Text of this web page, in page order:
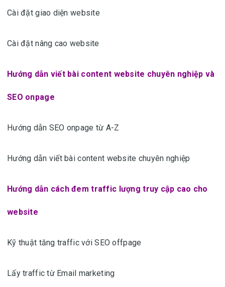
Cài đặt giao diện website
Cài đặt nâng cao website
Hướng dẫn viết bài content website chuyên nghiệp và
SEO onpage
Hướng dẫn SEO onpage từ A-Z
Hướng dẫn viết bài content website chuyên nghiệp
Hướng dẫn cách đem traffic lượng truy cập cao cho
website
Kỹ thuật tăng traffic với SEO offpage
Lấy traffic từ Email marketing